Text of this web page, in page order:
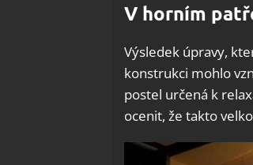
V horním
Výsledek úpravy,
konstrukci mohlo
postel určená k
ocenit, že takto